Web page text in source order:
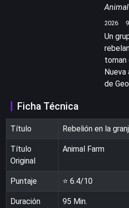
2026
Un
toman
de
Ficha Técnica
Título Rebelión en la
Título
Original
Animal Farm
Puntaje ⭐ 6.4/10
Duración 95 Min.